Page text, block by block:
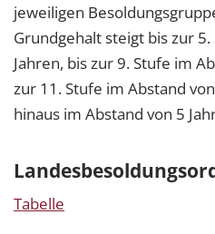
jeweiligen
Grundgehalt steigt bis zur
Jahren, bis zur 9. Stufe im
zur 11. Stufe im Abstand
hinaus im Abstand von 5
Tabelle